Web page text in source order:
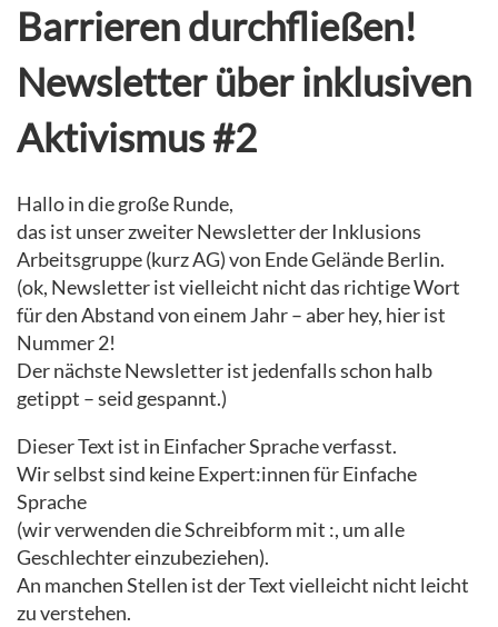
Barrieren durchfließen!
Newsletter über inklusiven
Aktivismus #2
Hallo in die große Runde,
das ist unser zweiter Newsletter der Inklusions
Arbeitsgruppe (kurz AG) von Ende Gelände Berlin.
(ok, Newsletter ist vielleicht nicht das richtige Wort
für den Abstand von einem Jahr – aber hey, hier ist
Nummer 2!
Der nächste Newsletter ist jedenfalls schon halb
getippt – seid gespannt.)
Dieser Text ist in Einfacher Sprache verfasst.
Wir selbst sind keine Expert:innen für Einfache
Sprache
(wir verwenden die Schreibform mit :, um alle
Geschlechter einzubeziehen).
An manchen Stellen ist der Text vielleicht nicht leicht
zu verstehen.